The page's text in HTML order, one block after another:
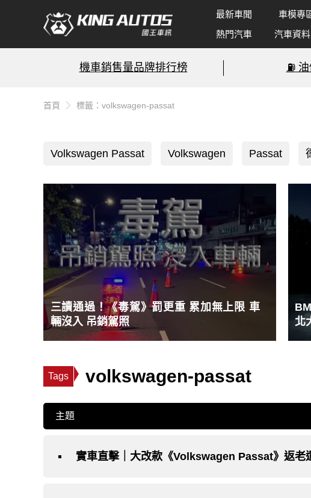
最新車聞 車模專
熱門汽車
汽車資
機車銷售量品牌排行榜 ⛽️
首頁 標籤：volkswagen-passat
Volkswagen Passat Volkswagen Passat
三讀通過！《毒駕》罰更重 累加無上限 車
輛沒入 吊銷駕照
北
Tags volkswagen-passat
主題
實車直擊｜大改款《Volkswagen Passat》返老